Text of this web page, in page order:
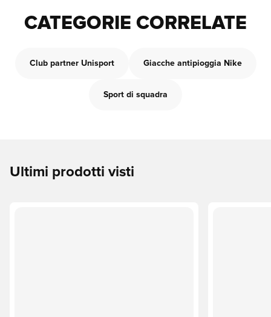
CATEGORIE CORRELATE
Club partner Unisport Giacche antipioggia Nike
Sport di squadra
Ultimi prodotti visti